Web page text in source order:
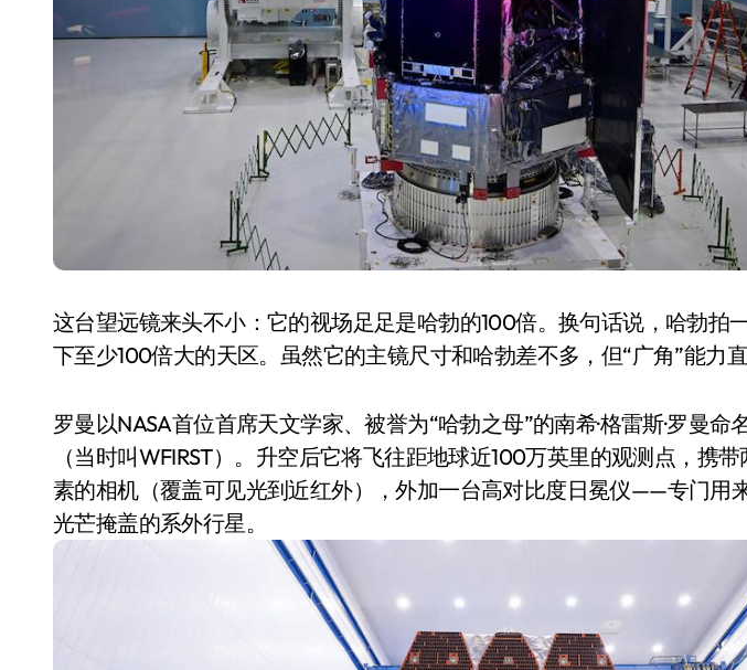
实测索尼黑科技：能降温能加热的“颈环”，除了贵还有啥缺点？
这台望远镜来头不小：它的视场足足是哈勃的100倍。换句话说，哈勃拍
下至少100倍大的天区。虽然它的主镜尺寸和哈勃差不多，但“广角”能力直
罗曼以NASA首位首席天文学家、被誉为“哈勃之母”的南希·格雷斯·罗曼命
（当时叫WFIRST）。升空后它将飞往距地球近100万英里的观测点，携
素的相机（覆盖可见光到近红外），外加一台高对比度日冕仪——专门用
光芒掩盖的系外行星。
空调 洗衣机